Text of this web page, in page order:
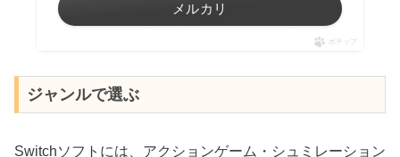
メルカリ
ポチップ
ジャンルで選ぶ
Switchソフトには、アクションゲーム・シュミレーション